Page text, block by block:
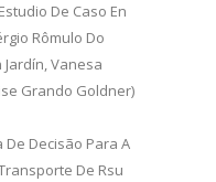
De Caso En
Rômulo Do
Jardín, Vanesa
Grando Goldner)
Decisão Para A
De Rsu